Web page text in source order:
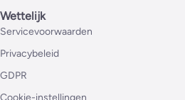
Wettelijk
Servicevoorwaarden
Privacybeleid
GDPR